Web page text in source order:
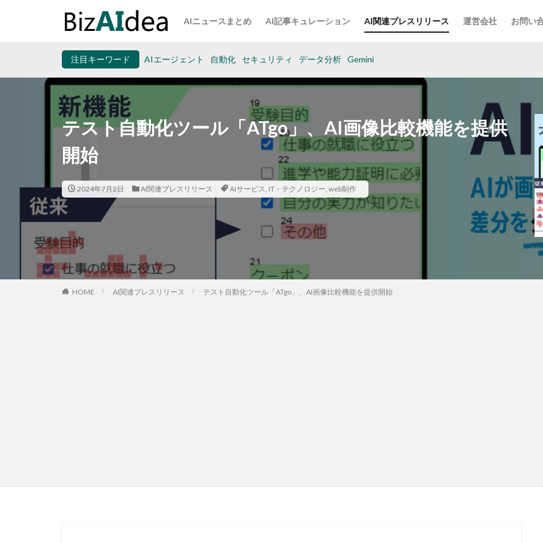
AIニュースまとめ AI記事キュレーション AI関連プレスリリース 運営会社 お問い
注目キーワード AIエージェント 自動化 セキュリティ データ分析 Gemini
テスト自動化ツール「ATgo」、AI画像比較機能を提供
開始
2024年7月2日 AI関連プレスリリース AIサービス, IT・テクノロジー, web制作
HOME AI関連プレスリリース テスト自動化ツール「ATgo」、AI画像比較機能を提供開始